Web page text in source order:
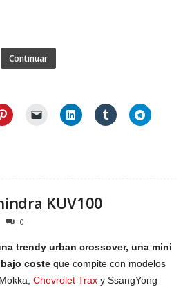
Continuar
KUV100
0
trendy urban crossover, una mini
coste que compite con modelos
Chevrolet Trax y SsangYong